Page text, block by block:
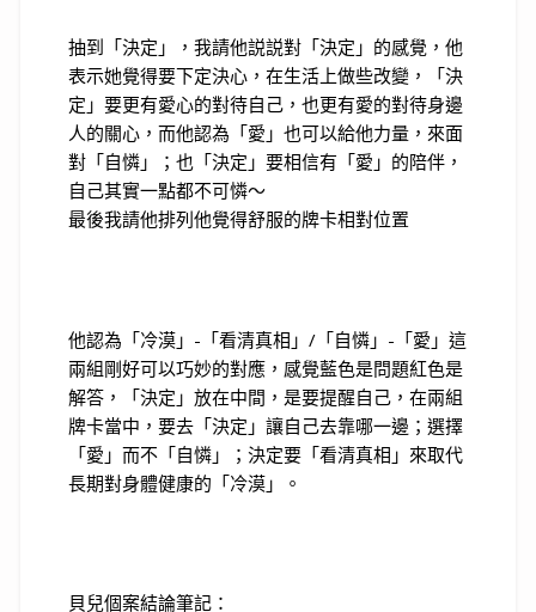
抽到「決定」，我請他説説對「決定」的感覺，他
表示她覺得要下定決心，在生活上做些改變，「決
定」要更有愛心的對待自己，也更有愛的對待身邊
人的關心，而他認為「愛」也可以給他力量，來面
對「自憐」；也「決定」要相信有「愛」的陪伴，
自己其實一點都不可憐～
最後我請他排列他覺得舒服的牌卡相對位置
他認為「冷漠」-「看清真相」/「自憐」-「愛」這
兩組剛好可以巧妙的對應，感覺藍色是問題紅色是
解答，「決定」放在中間，是要提醒自己，在兩組
牌卡當中，要去「決定」讓自己去靠哪一邊；選擇
「愛」而不「自憐」；決定要「看清真相」來取代
長期對身體健康的「冷漠」。
貝兒個案結論筆記：